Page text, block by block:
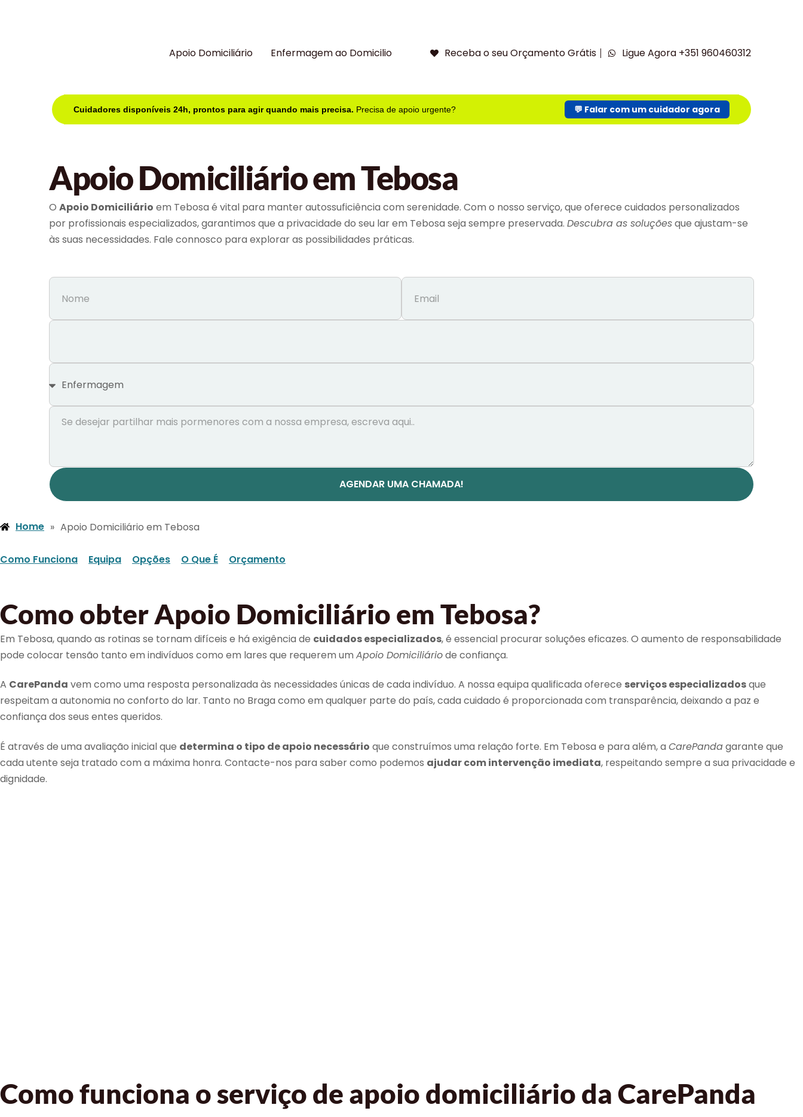
Apoio Domiciliário Enfermagem ao Domicilio Receba o seu Orçamento Grátis Ligue Agora +351 960460312
Cuidadores disponíveis 24h, prontos para agir quando mais precisa. Precisa de apoio urgente? 💬 Falar com um cuidador agora
Apoio Domiciliário em Tebosa
O Apoio Domiciliário em Tebosa é vital para manter autossuficiência com serenidade. Com o nosso serviço, que oferece cuidados personalizados
por profissionais especializados, garantimos que a privacidade do seu lar em Tebosa seja sempre preservada. Descubra as soluçõesque ajustam-se
às suas necessidades. Fale connosco para explorar as possibilidades práticas.
AGENDAR UMA CHAMADA!
Home » Apoio Domiciliário em Tebosa
Como Funciona Equipa Opções O Que É Orçamento
Como obter Apoio Domiciliário em Tebosa?
Em Tebosa, quando as rotinas se tornam difíceis e há exigência de cuidados especializados, é essencial procurar soluções eficazes. O aumento de responsabilidade
pode colocar tensão tanto em indivíduos como em lares que requerem um Apoio Domiciliáriode confiança.
A CarePanda vem como uma resposta personalizada às necessidades únicas de cada indivíduo. A nossa equipa qualificada oferece serviços especializadosque
respeitam a autonomia no conforto do lar. Tanto no Braga como em qualquer parte do país, cada cuidado é proporcionada com transparência, deixando a paz e
confiança dos seus entes queridos.
É através de uma avaliação inicial que determina o tipo de apoio necessário que construímos uma relação forte. Em Tebosa e para além, a CarePandagarante que
cada utente seja tratado com a máxima honra. Contacte-nos para saber como podemos ajudar com intervenção imediata, respeitando sempre a sua privacidade e
dignidade.
Como funciona o serviço de apoio domiciliário da CarePanda